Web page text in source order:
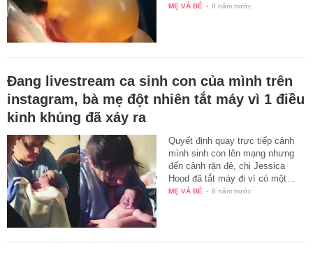
MẸ VÀ BÉ - 8 năm trước
Đang livestream ca sinh con của mình trên
instagram, bà mẹ đột nhiên tắt máy vì 1 điều
kinh khủng đã xảy ra
Quyết định quay trực tiếp cảnh
mình sinh con lên mạng nhưng
đến cảnh rặn đẻ, chị Jessica
Hood đã tắt máy đi vì có một…
MẸ VÀ BÉ - 8 năm trước